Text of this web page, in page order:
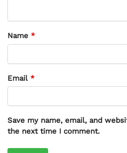
Name *
Email *
Save my name, email, and
the next time I comment.